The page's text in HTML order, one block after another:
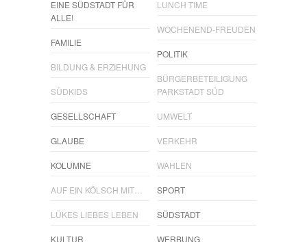
EINE SÜDSTADT FÜR
ALLE!
FAMILIE
BILDUNG & ERZIEHUNG
SÜDKIDS
GESELLSCHAFT
GLAUBE
KOLUMNE
AUF EIN KÖLSCH MIT…
LÜKES LIEBES LEBEN
KULTUR
LUNCH TIME
WOCHENEND-FREUDEN
POLITIK
BÜRGERBETEILIGUNG
PARKSTADT SÜD
UMWELT
VERKEHR
WAHLEN
SPORT
SÜDSTADT
WERBUNG